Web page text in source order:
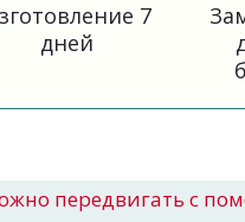
7
дней
передвигать с